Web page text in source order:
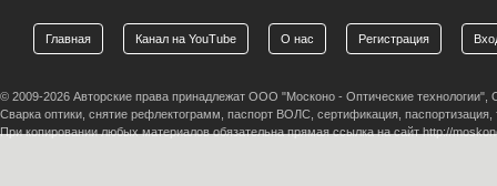
Главная Канал на YouTube О нас Регистрация
© 2009-2026 Авторские права принадлежат ООО "Москоно - Оптические
Сварка оптики, снятие рефлектограмм, паспорт ВОЛС, сертификация,
При копировании любых материалов обязательна прямая ссылка на сайт http://